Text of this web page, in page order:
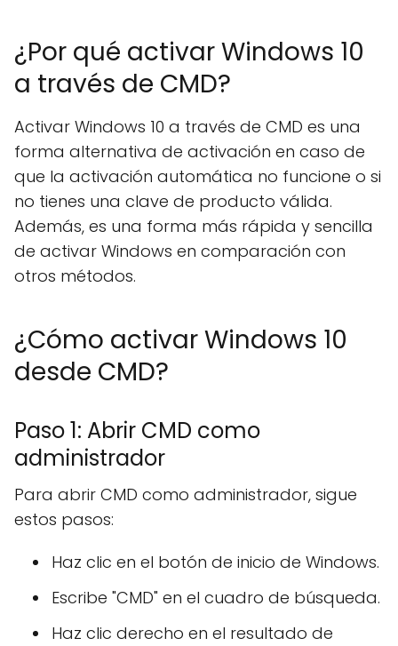
¿Por qué activar Windows 10
a través de CMD?
Activar Windows 10 a través de CMD es una
forma alternativa de activación en caso de
que la activación automática no funcione o si
no tienes una clave de producto válida.
Además, es una forma más rápida y sencilla
de activar Windows en comparación con
otros métodos.
¿Cómo activar Windows 10
desde CMD?
Paso 1: Abrir CMD como
administrador
Para abrir CMD como administrador, sigue
estos pasos:
Haz clic en el botón de inicio de Windows.
Escribe "CMD" en el cuadro de búsqueda.
Haz clic derecho en el resultado de